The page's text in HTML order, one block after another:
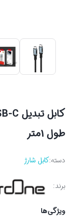
طول 1متر
دسته:کابل شارژ
برند:
ویژگی‌ها